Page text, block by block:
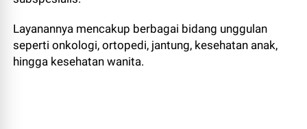
Layanannya mencakup berbagai bidang unggulan
seperti onkologi, ortopedi, jantung, kesehatan anak,
hingga kesehatan wanita.